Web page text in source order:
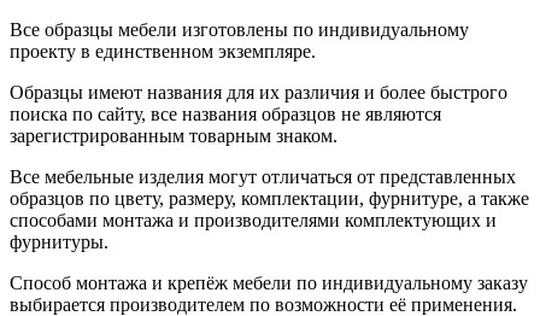
Все образцы мебели изготовлены по индивидуальному
проекту в единственном экземпляре.
Образцы имеют названия для их различия и более быстрого
поиска по сайту, все названия образцов не являются
зарегистрированным товарным знаком.
Все мебельные изделия могут отличаться от представленных
образцов по цвету, размеру, комплектации, фурнитуре, а также
способами монтажа и производителями комплектующих и
фурнитуры.
Способ монтажа и крепёж мебели по индивидуальному заказу
выбирается производителем по возможности её применения.